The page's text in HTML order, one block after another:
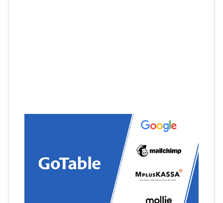
Restaurants gebruiken steeds meer
verschillende tools om reserveringen,
betalingen en communicatie te stroomlijnen.
Om dit makkelijker te maken, hebben we
onze eerste reeks integraties gelanceerd.
Deze zijn beschikbaar voor alle klanten met